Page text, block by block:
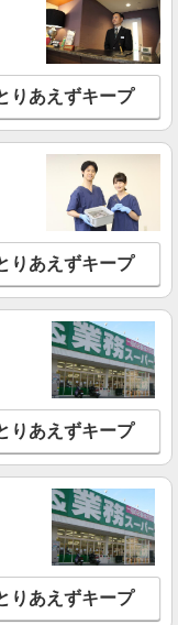
間中(3ヶ月)は支給なし
フ
▼給与詳細 処
酬：平均33.8万円（最
績 ※処遇改善
詳細を見る
給与詳細 処
酬：平均33.8万円（最
績 ※処遇改善
給なし
細を見る
りあえずキープ
りあえずキープ
りあえずキープ
りあえずキープ